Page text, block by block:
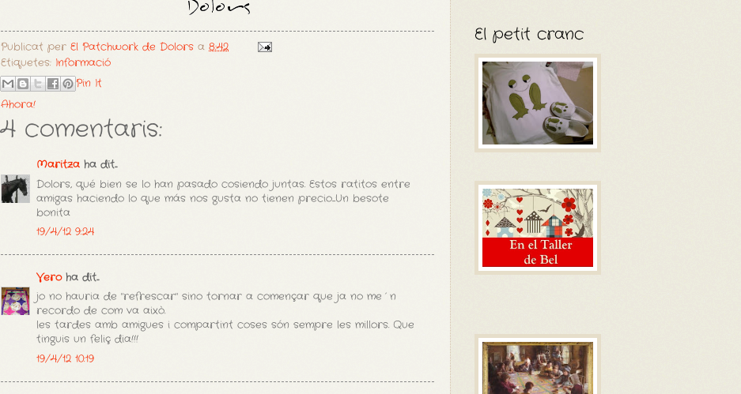
Publicat per El Patchwork de Dolors a 8:42
Etiquetes: Informació
Pin It
Ahora!
4 comentaris:
Maritza ha dit...
Dolors, qué bien se lo han pasado cosiendo juntas. Estos ratitos entre
amigas haciendo lo que más nos gusta no tienen precio....Un besote
bonita
19/4/12 9:24
Veroha dit...
jo no hauria de "refrescar" sino tornar a començar que ja no me´n
recordo de com va això.
les tardes amb amigues i compartint coses són sempre les millors. Que
tinguis un feliç dia!!!
19/4/12 10:19
El petit cranc